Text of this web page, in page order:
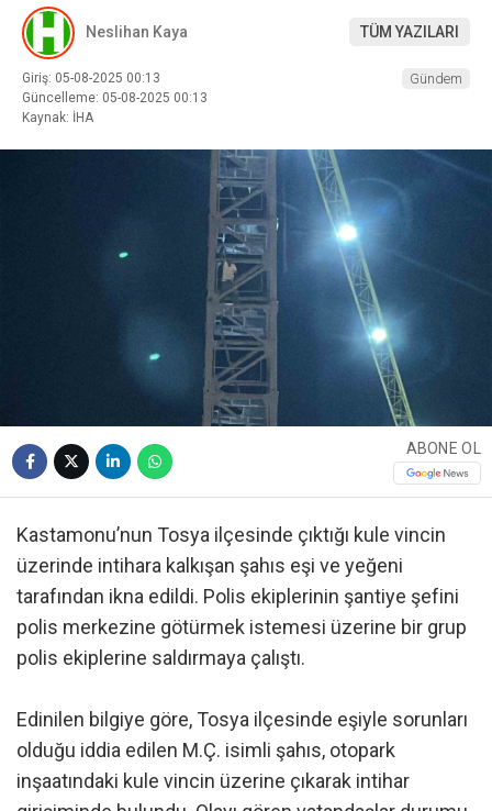
Neslihan Kaya TÜM YAZILARI
Giriş: 05-08-2025 00:13
Güncelleme: 05-08-2025 00:13
Kaynak: İHA
Gündem
ABONE OL
Kastamonu’nun Tosya ilçesinde çıktığı kule vincin
üzerinde intihara kalkışan şahıs eşi ve yeğeni
tarafından ikna edildi. Polis ekiplerinin şantiye şefini
polis merkezine götürmek istemesi üzerine bir grup
polis ekiplerine saldırmaya çalıştı.
Edinilen bilgiye göre, Tosya ilçesinde eşiyle sorunları
olduğu iddia edilen M.Ç. isimli şahıs, otopark
inşaatındaki kule vincin üzerine çıkarak intihar